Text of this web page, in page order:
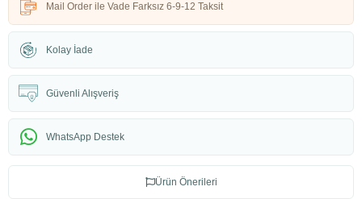
Mail Order ile Vade Farksız 6-9-12 Taksit
Kolay İade
Güvenli Alışveriş
WhatsApp Destek
Ürün Önerileri